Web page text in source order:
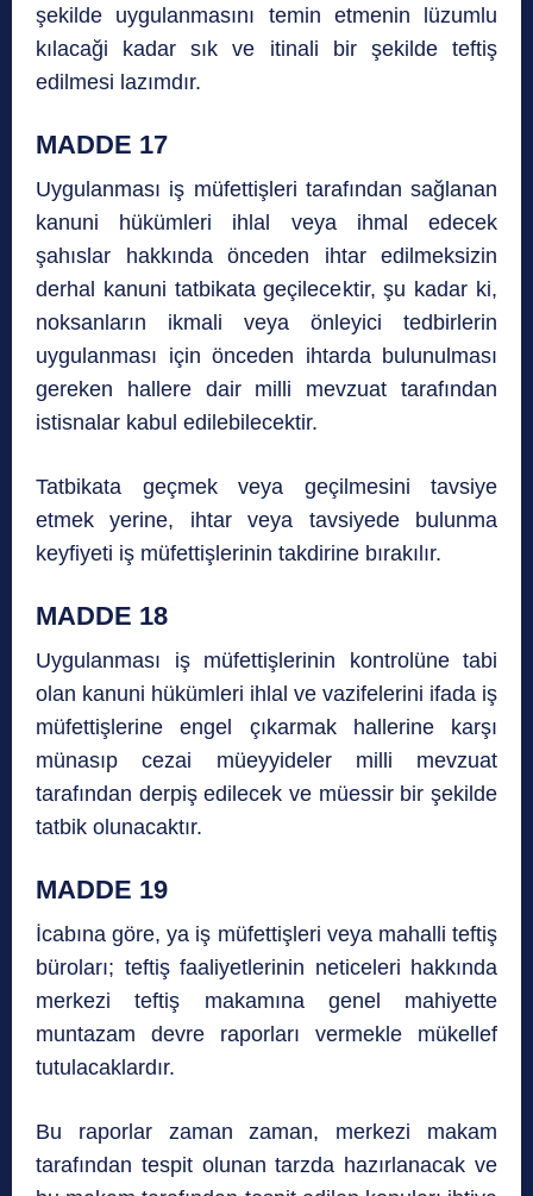
şekilde uygulanmasını temin etmenin lüzumlu
kılacaği kadar sık ve itinali bir şekilde teftiş
edilmesi lazımdır.
MADDE 17
Uygulanması iş müfettişleri tarafından sağlanan
kanuni hükümleri ihlal veya ihmal edecek
şahıslar hakkında önceden ihtar edilmeksizin
derhal kanuni tatbikata geçilecektir, şu kadar ki,
noksanların ikmali veya önleyici tedbirlerin
uygulanması için önceden ihtarda bulunulması
gereken hallere dair milli mevzuat tarafından
istisnalar kabul edilebilecektir.
Tatbikata geçmek veya geçilmesini tavsiye
etmek yerine, ihtar veya tavsiyede bulunma
keyfiyeti iş müfettişlerinin takdirine bırakılır.
MADDE 18
Uygulanması iş müfettişlerinin kontrolüne tabi
olan kanuni hükümleri ihlal ve vazifelerini ifada iş
müfettişlerine engel çıkarmak hallerine karşı
münasıp cezai müeyyideler milli mevzuat
tarafından derpiş edilecek ve müessir bir şekilde
tatbik olunacaktır.
MADDE 19
İcabına göre, ya iş müfettişleri veya mahalli teftiş
büroları; teftiş faaliyetlerinin neticeleri hakkında
merkezi teftiş makamına genel mahiyette
muntazam devre raporları vermekle mükellef
tutulacaklardır.
Bu raporlar zaman zaman, merkezi makam
tarafından tespit olunan tarzda hazırlanacak ve